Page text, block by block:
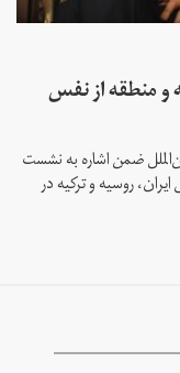
و منطقه از نفس
ضمن اشاره به نشست
روسیه و ترکیه در